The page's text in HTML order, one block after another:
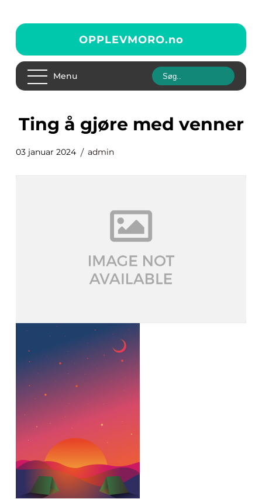
OPPLEVMORO.no
Menu
ting å gjøre med venner
03 januar 2024 admin